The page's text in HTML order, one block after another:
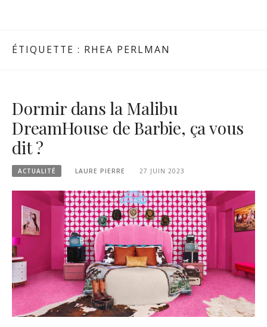
ÉTIQUETTE : RHEA PERLMAN
Dormir dans la Malibu
DreamHouse de Barbie, ça vous
dit ?
ACTUALITÉ LAURE PIERRE 27 JUIN 2023